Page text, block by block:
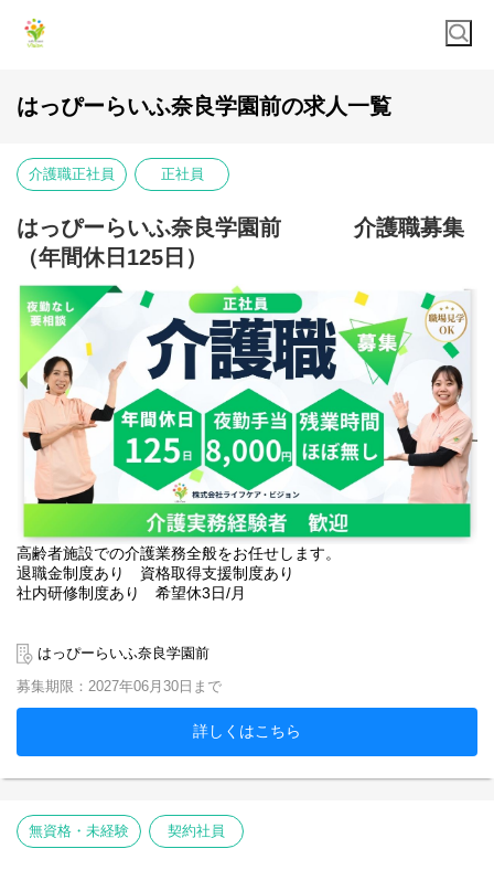
はっぴーらいふ奈良学園前の求人一覧
介護職正社員 正社員
はっぴーらいふ奈良学園前 介護職募集
（年間休日125日）
高齢者施設での介護業務全般をお任せします。
退職金制度あり 資格取得支援制度あり
社内研修制度あり 希望休3日/月
はっぴーらいふ奈良学園前
募集期限：2027年06月30日まで
詳しくはこちら
無資格・未経験 契約社員